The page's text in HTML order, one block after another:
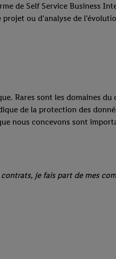
de Self Service Business
ou d’analyse de
Rares sont les domaines
de la protection des
nous concevons sont
je fais part de mes